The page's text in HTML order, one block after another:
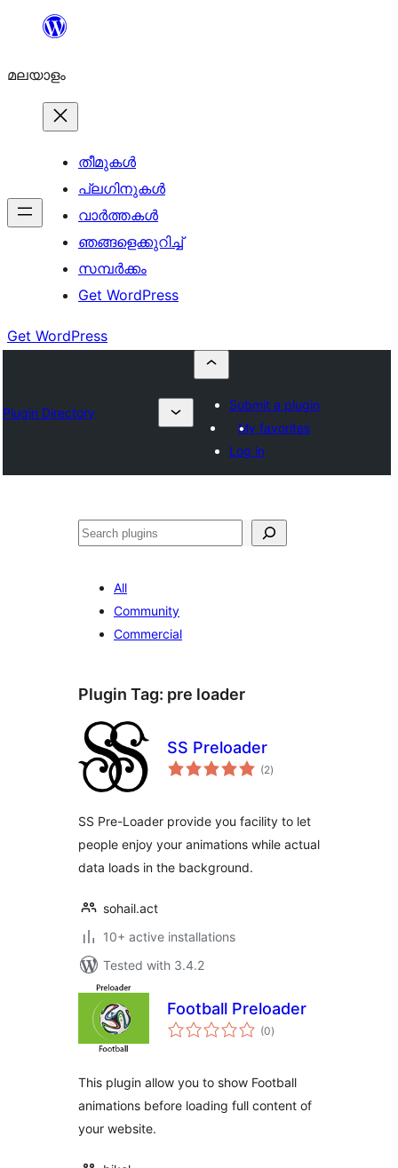
ഉള്ളടക്കത്തിലേക്ക്
മലയാളം
തീമുകൾ
പ്ലഗിനുകൾ
വാര്‍ത്തകള്‍
ഞങ്ങളെക്കുറിച്ച്
സമ്പര്‍ക്കം
Get WordPress
Get WordPress
Plugin Directory
Submit a plugin
My favorites
Log in
തിരയുക
All
Community
Commercial
Plugin Tag: pre loader
SS Preloader
(2total
ratings
)
SS Pre-Loader provide you facility to let
people enjoy your animations while actual
data loads in the background.
sohail.act
10+ active installations
Tested with 3.4.2
Football Preloader
(0total
ratings
)
This plugin allow you to show Football
animations before loading full content of
your website.